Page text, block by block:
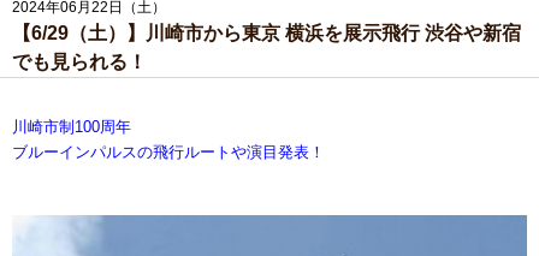
2024年06月22日（土）
【6/29（土）】川崎市から東京 横浜を展示飛行 渋谷や新宿
でも見られる！
川崎市制100周年
ブルーインパルスの飛行ルートや演目発表！